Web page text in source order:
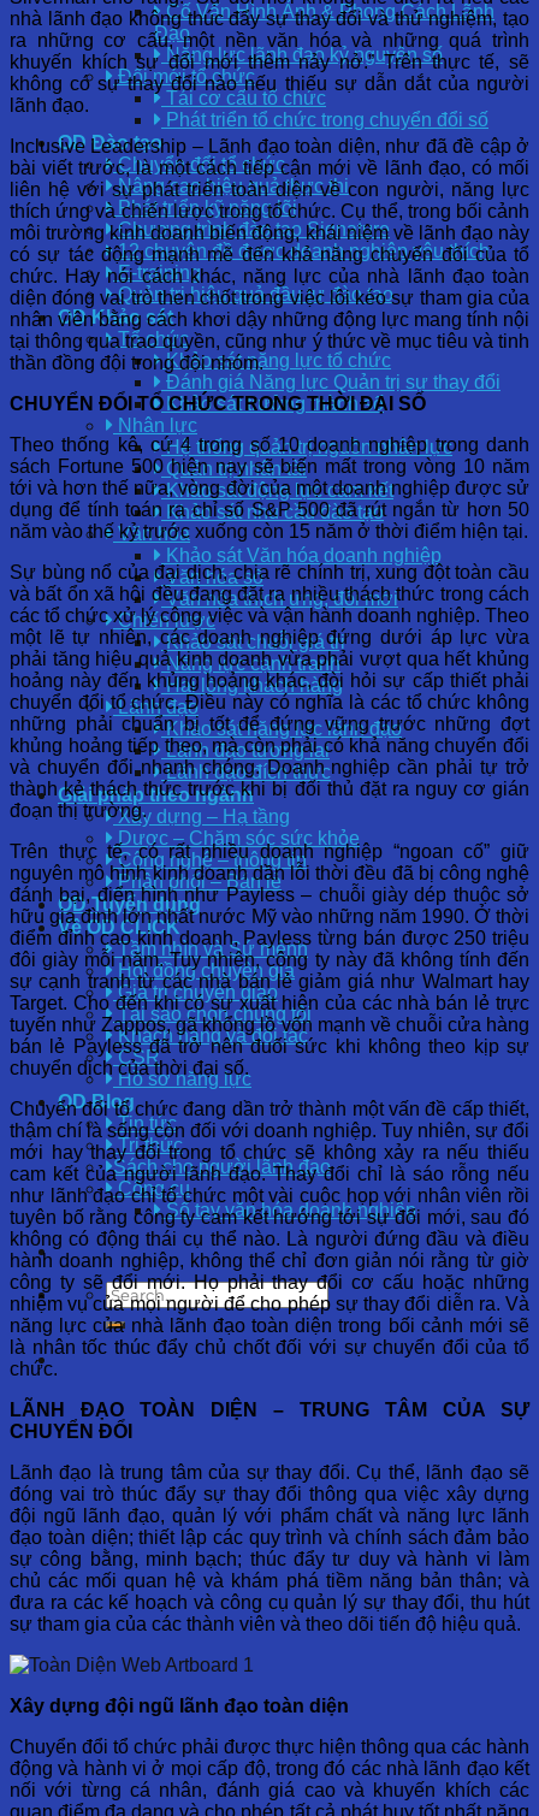
Cố Vấn Hình Ảnh & Phong Cách Lãnh
Đạo
Năng lực lãnh đạo kỷ nguyên số
Đổi mới tổ chức
Tái cơ cấu tổ chức
Phát triển tổ chức trong chuyển đổi số
OD Đào tạo
Chuyển đổi tổ chức
Nâng cao hiệu quả thực thi
Phát triển kỹ năng lõi
Chương trình đào tạo Signature
12 chuyên đề được doanh nghiệp yêu thích
E-training
Quản trị hiệu quả đầu tư đào tạo
OD Khảo sát
Tổ chức
Khảo sát năng lực tổ chức
Đánh giá Năng lực Quản trị sự thay đổi
Khảo sát trưởng thành số
Nhân lực
Hệ thống quản trị nguồn nhân lực
Quản trị nhân tài
Khảo sát động lực cam kết
Khảo sát nhu cầu đào tạo
Văn hóa
Khảo sát Văn hóa doanh nghiệp
Văn hóa số
Văn hóa thích ứng, đổi mới
Chiến lược
Khảo sát chuỗi giá trị
Năng lực cạnh tranh
Hài lòng khách hàng
Lãnh đạo
Khảo sát năng lực lãnh đạo
Lãnh đạo tương lai
Lãnh đạo đích thực
Giải pháp theo ngành
Xây dựng – Hạ tầng
Dược – Chăm sóc sức khỏe
Công nghệ – thông tin
Phân phối – Bán lẻ
OD Tuyển dụng
Về OD CLICK
Tầm nhìn và Sứ mệnh
Hội đồng chuyên gia
Giá trị chuyển giao
Tại sao chọn chúng tôi
Khách hàng và đối tác
CSR
Hồ sơ năng lực
OD Blog
Tin tức
Tri thức
Sách cho người lãnh đạo
Công cụ
Sổ tay văn hóa doanh nghiệp
nhà lãnh đạo không thúc đẩy sự thay đổi và thử nghiệm, tạo
ra những cơ cấu, một nền văn hóa và những quá trình
khuyến khích sự đổi mới thêm nảy nở.” Trên thực tế, sẽ
không có sự thay đổi nào nếu thiếu sự dẫn dắt của người
lãnh đạo.
Inclusive Leadership – Lãnh đạo toàn diện, như đã đề cập ở
bài viết trước, là một cách tiếp cận mới về lãnh đạo, có mối
liên hệ với sự phát triển toàn diện về con người, năng lực
thích ứng và chiến lược trong tổ chức. Cụ thể, trong bối cảnh
môi trường kinh doanh biến động, khái niệm về lãnh đạo này
có sự tác động mạnh mẽ đến khả năng chuyển đổi của tổ
chức. Hay nói cách khác, năng lực của nhà lãnh đạo toàn
diện đóng vai trò then chốt trong việc lôi kéo sự tham gia của
nhân viên bằng cách khơi dậy những động lực mang tính nội
tại thông qua trao quyền, cũng như ý thức về mục tiêu và tinh
thần đồng đội trong đội nhóm.
CHUYỂN ĐỔI TỔ CHỨC TRONG THỜI ĐẠI SỐ
Theo thống kê, cứ 4 trong số 10 doanh nghiệp trong danh
sách Fortune 500 hiện nay sẽ biến mất trong vòng 10 năm
tới và hơn thế nữa, vòng đời của một doanh nghiệp được sử
dụng để tính toán ra chỉ số S&P 500 đã rút ngắn từ hơn 50
năm vào thế kỷ trước xuống còn 15 năm ở thời điểm hiện tại.
Sự bùng nổ của đại dịch, chia rẽ chính trị, xung đột toàn cầu
và bất ổn xã hội đều đang đặt ra nhiều thách thức trong cách
các tổ chức xử lý công việc và vận hành doanh nghiệp. Theo
một lẽ tự nhiên, các doanh nghiệp đứng dưới áp lực vừa
phải tăng hiệu quả kinh doanh vừa phải vượt qua hết khủng
hoảng này đến khủng hoảng khác, đòi hỏi sự cấp thiết phải
chuyển đổi tổ chức. Điều này có nghĩa là các tổ chức không
những phải chuẩn bị tốt để đứng vững trước những đợt
khủng hoảng tiếp theo, mà còn phải có khả năng chuyển đổi
và chuyển đổi nhanh chóng. Doanh nghiệp cần phải tự trở
thành kẻ thách thức trước khi bị đối thủ đặt ra nguy cơ gián
đoạn thị trường.
Trên thực tế, có rất nhiều doanh nghiệp “ngoan cố” giữ
nguyên mô hình kinh doanh dần lỗi thời đều đã bị công nghệ
đánh bại, điển hình như Payless – chuỗi giày dép thuộc sở
hữu gia đình lớn nhất nước Mỹ vào những năm 1990. Ở thời
điểm đỉnh cao kinh doanh, Payless từng bán được 250 triệu
đôi giày mỗi năm. Tuy nhiên, công ty này đã không tính đến
sự cạnh tranh từ các nhà bán lẻ giảm giá như Walmart hay
Target. Cho đến khi có sự xuất hiện của các nhà bán lẻ trực
tuyến như Zappos, gã khổng lồ vốn mạnh về chuỗi cửa hàng
bán lẻ Payless đã trở nên đuối sức khi không theo kịp sự
chuyển dịch của thời đại số.
Chuyển đổi tổ chức đang dần trở thành một vấn đề cấp thiết,
thậm chí là sống còn đối với doanh nghiệp. Tuy nhiên, sự đổi
mới hay thay đổi trong tổ chức sẽ không xảy ra nếu thiếu
cam kết của người lãnh đạo. Thay đổi chỉ là sáo rỗng nếu
như lãnh đạo chỉ tổ chức một vài cuộc họp với nhân viên rồi
tuyên bố rằng công ty cam kết hướng tới sự đổi mới, sau đó
không có động thái cụ thể nào. Là người đứng đầu và điều
hành doanh nghiệp, không thể chỉ đơn giản nói rằng từ giờ
công ty sẽ đổi mới. Họ phải thay đổi cơ cấu hoặc những
nhiệm vụ của mọi người để cho phép sự thay đổi diễn ra. Và
năng lực của nhà lãnh đạo toàn diện trong bối cảnh mới sẽ
là nhân tốc thúc đẩy chủ chốt đối với sự chuyển đổi của tổ
chức.
LÃNH ĐẠO TOÀN DIỆN – TRUNG TÂM CỦA SỰ
CHUYỂN ĐỔI
Lãnh đạo là trung tâm của sự thay đổi. Cụ thể, lãnh đạo sẽ
đóng vai trò thúc đẩy sự thay đổi thông qua việc xây dựng
đội ngũ lãnh đạo, quản lý với phẩm chất và năng lực lãnh
đạo toàn diện; thiết lập các quy trình và chính sách đảm bảo
sự công bằng, minh bạch; thúc đẩy tư duy và hành vi làm
chủ các mối quan hệ và khám phá tiềm năng bản thân; và
đưa ra các kế hoạch và công cụ quản lý sự thay đổi, thu hút
sự tham gia của các thành viên và theo dõi tiến độ hiệu quả.
Xây dựng đội ngũ lãnh đạo toàn diện
Chuyển đổi tổ chức phải được thực hiện thông qua các hành
động và hành vi ở mọi cấp độ, trong đó các nhà lãnh đạo kết
nối với từng cá nhân, đánh giá cao và khuyến khích các
quan điểm đa dạng và cho phép tất cả phát huy tốt nhất năng